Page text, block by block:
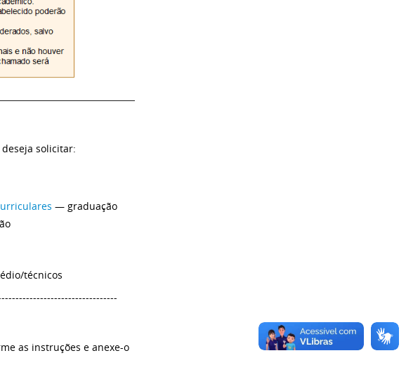
solicitar:
— graduação
técnicos
as instruções e anexe-o